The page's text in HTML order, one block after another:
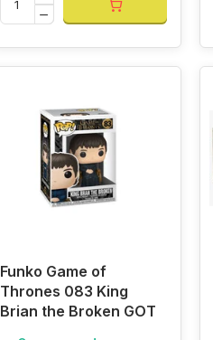
Funko Game of
Thrones 083 King
Brian the Broken GOT